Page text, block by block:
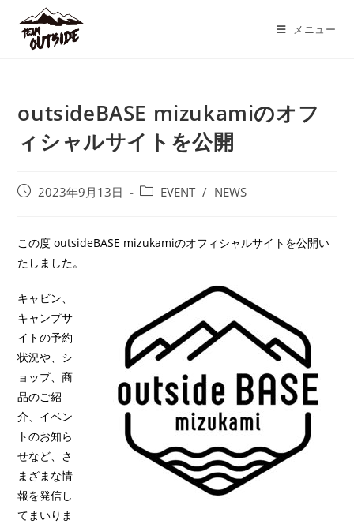
メニュー
outsideBASE mizukamiのオフ
ィシャルサイトを公開
投
開
日:
2023年9月13日
投
テ
EVENT / NEWS
この度 outsideBASE mizukamiのオフィシャルサイトを公開い
たしました。
キャビン、
キャンプサ
イトの予約
状況や、シ
ョップ、商
品のご紹
介、イベン
トのお知ら
せなど、さ
まざまな情
報を発信し
てまいりま